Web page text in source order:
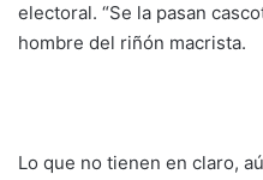
electoral. “Se la pasan
hombre del riñón macrista.
Lo que no tienen en claro,